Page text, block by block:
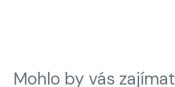
Mohlo by vás zajímat